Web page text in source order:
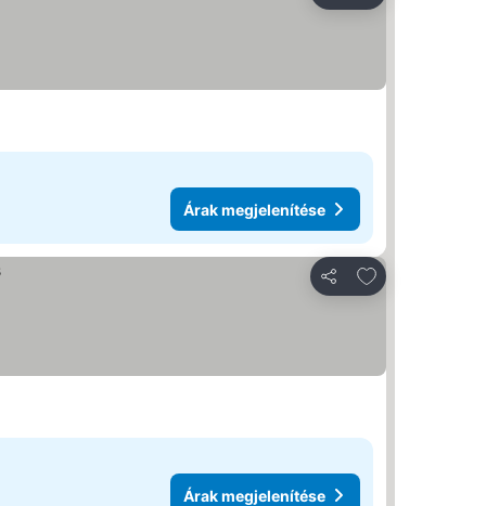
Árak megjelenítése
Megosztás
Hozzáadás a
Árak megjelenítése